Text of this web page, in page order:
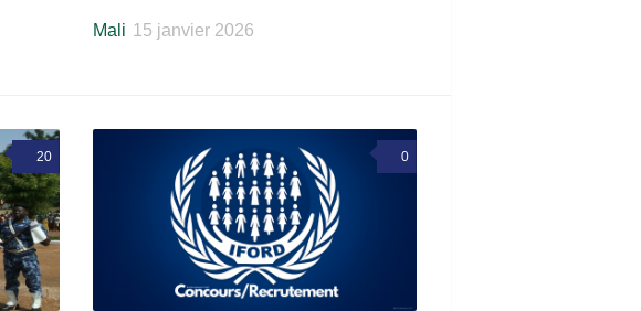
Mali 15 janvier 2026
20 0